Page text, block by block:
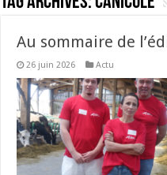
Au sommaire de
26 juin 2026 Actu